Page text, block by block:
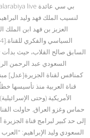
العزيز بن فهد ابن
السابق صالح القلاب، حيث بدأت
السعودي عبد الرحمن
كمنافس لقناة الجزيرة[عدل]
قناة العربية منذ تأسيسها
الأمريكية (وحتى
حماس وغزو العراق. حاولت
إلى حد كبير لبرامج قناة
السعودي وليد الإبراهيم: "العرب